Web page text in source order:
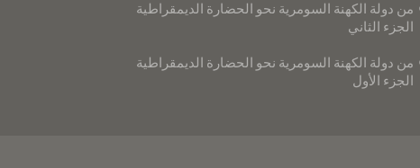
من دولة الكهنة السومرية نحو الحضارة الديمقراطية
الجزء الثاني
من دولة الكهنة السومرية نحو الحضارة الديمقراطية
الجزء الأول